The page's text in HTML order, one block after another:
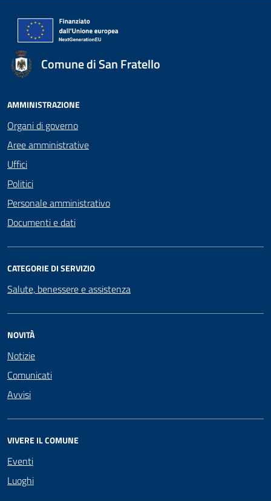
Comune di San Fratello
AMMINISTRAZIONE
Organi di governo
Aree amministrative
Uffici
Politici
Personale amministrativo
Documenti e dati
CATEGORIE DI SERVIZIO
Salute, benessere e assistenza
NOVITÀ
Notizie
Comunicati
Avvisi
VIVERE IL COMUNE
Eventi
Luoghi